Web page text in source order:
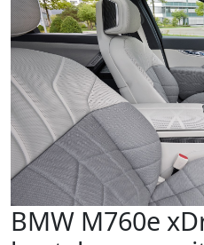
BMW M760e